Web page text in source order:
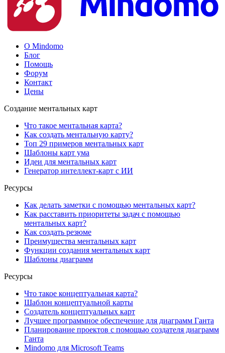
О Mindomo
Блог
Помощь
Форум
Контакт
Цены
Создание ментальных карт
Что такое ментальная карта?
Как создать ментальную карту?
Топ 29 примеров ментальных карт
Шаблоны карт ума
Идеи для ментальных карт
Генератор интеллект-карт с ИИ
Ресурсы
Как делать заметки с помощью ментальных карт?
Как расставить приоритеты задач с помощью
ментальных карт?
Как создать резюме
Преимущества ментальных карт
Функции создания ментальных карт
Шаблоны диаграмм
Ресурсы
Что такое концептуальная карта?
Шаблон концептуальной карты
Создатель концептуальных карт
Лучшее программное обеспечение для диаграмм Ганта
Планирование проектов с помощью создателя диаграмм
Ганта
Mindomo для Microsoft Teams